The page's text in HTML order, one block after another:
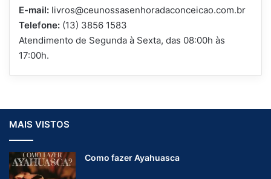
E-mail: livros@ceunossasenhoradaconceicao.com.br
Telefone: (13) 3856 1583
Atendimento de Segunda à Sexta, das 08:00h às
17:00h.
MAIS VISTOS
Como fazer Ayahuasca